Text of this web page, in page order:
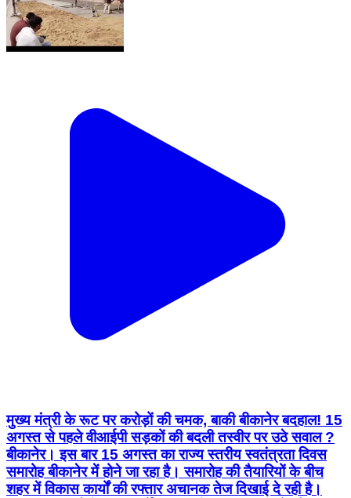
मुख्य मंत्री के रूट पर करोड़ों की चमक, बाकी बीकानेर बदहाल! 15
अगस्त से पहले वीआईपी सड़कों की बदली तस्वीर पर उठे सवाल ?
बीकानेर। इस बार 15 अगस्त का राज्य स्तरीय स्वतंत्रता दिवस
समारोह बीकानेर में होने जा रहा है। समारोह की तैयारियों के बीच
शहर में विकास कार्यों की रफ्तार अचानक तेज दिखाई दे रही है।